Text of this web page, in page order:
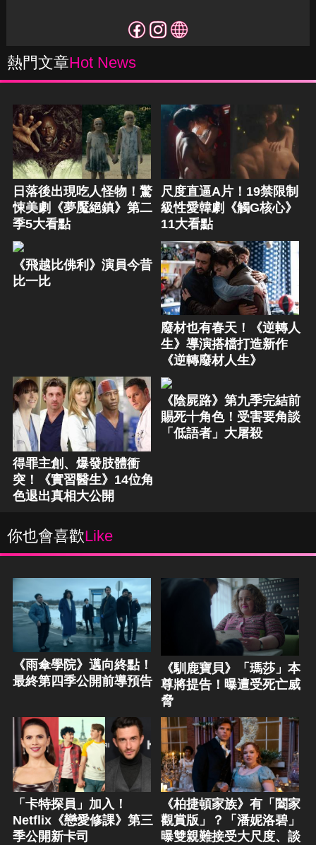
熱門文章Hot News
日落後出現吃人怪物！驚
悚美劇《夢魘絕鎮》第二
季5大看點
尺度直逼A片！19禁限制
級性愛韓劇《觸G核心》
11大看點
《飛越比佛利》演員今昔
比一比
廢材也有春天！《逆轉人
生》導演搭檔打造新作
《逆轉廢材人生》
得罪主創、爆發肢體衝
突！《實習醫生》14位角
色退出真相大公開
《陰屍路》第九季完結前
賜死十角色！受害要角談
「低語者」大屠殺
你也會喜歡Like
《雨傘學院》邁向終點！
最終第四季公開前導預告
《馴鹿寶貝》「瑪莎」本
尊將提告！曝遭受死亡威
脅
「卡特探員」加入！
Netflix《戀愛修課》第三
季公開新卡司
《柏捷頓家族》有「闔家
觀賞版」？「潘妮洛碧」
曝雙親難接受大尺度、談